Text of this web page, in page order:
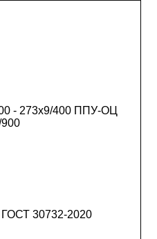
- 273х9/400 ППУ-ОЦ
30732-2020